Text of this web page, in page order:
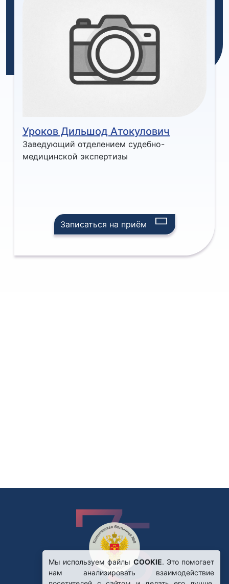
Уроков Дильшод Атокулович
Заведующий отделением судебно-
медицинской экспертизы
Записаться на приём
Мы используем файлы COOKIE. Это помогает
нам анализировать взаимодействие